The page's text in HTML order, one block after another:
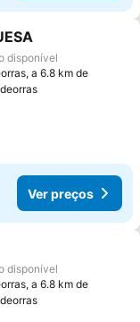
favoritos
disponível
a 6.8 km de
Ver preços
favoritos
disponível
a 6.8 km de